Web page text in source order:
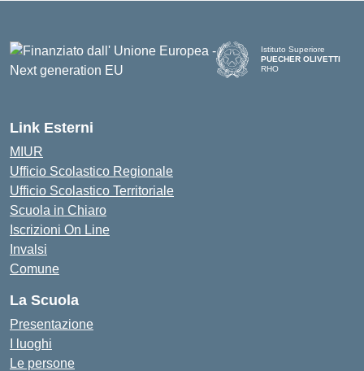
Istituto Superiore
PUECHER OLIVETTI
RHO
Link Esterni
MIUR
Ufficio Scolastico Regionale
Ufficio Scolastico Territoriale
Scuola in Chiaro
Iscrizioni On Line
Invalsi
Comune
La Scuola
Presentazione
I luoghi
Le persone